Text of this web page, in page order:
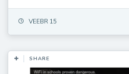
VEEBR 15
SHARE